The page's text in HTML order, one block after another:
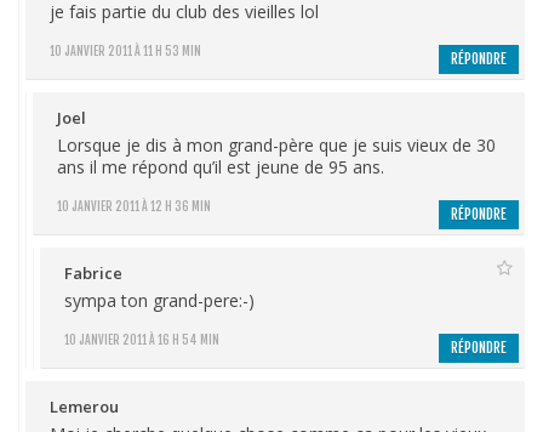
10 JANVIER 2011 À 11 H 53 MIN
je fais partie du club des vieilles lol
RÉPONDRE
Joel
10 JANVIER 2011 À 12 H 36 MIN
Lorsque je dis à mon grand-père que je suis vieux de 30
ans il me répond qu’il est jeune de 95 ans.
RÉPONDRE
Fabrice
10 JANVIER 2011 À 16 H 54 MIN
sympa ton grand-pere:-)
RÉPONDRE
Lemerou